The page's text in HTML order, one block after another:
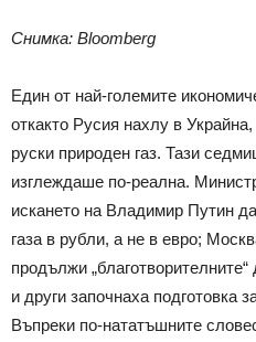
Снимка: Bloomberg
Един от най-големите
откакто Русия нахлу в
руски природен газ. Тази
изглеждаше по-реална.
искането на Владимир Путин
газа в рубли, а не в евро;
продължи
и други започнаха подготовка
Въпреки по-нататъшните